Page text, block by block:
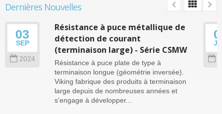
Dernières Nouvelles
03
SEP
2024
Résistance à puce métallique de
détection de courant
(terminaison large) - Série CSMW
Résistance à puce plate de type à
terminaison longue (géométrie inversée).
Viking fabrique des produits à terminaison
large depuis de nombreuses années et
s'engage à développer...